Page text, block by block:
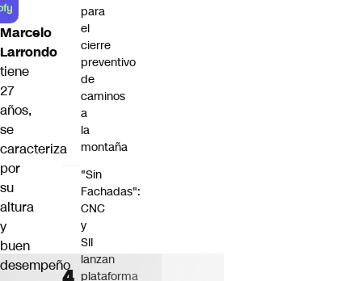
Marcelo
Larrondo
tiene
27
años,
se
caracteriza
por
su
altura
y
buen
desempeño
para
el
cierre
preventivo
de
caminos
a
la
montaña
"Sin
Fachadas":
CNC
y
SII
lanzan
plataforma